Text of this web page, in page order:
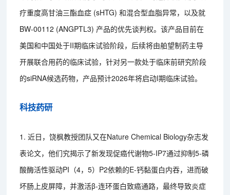
疗重度高甘油三酯血症 (sHTG) 和混合型血脂异常，以及就
BW-00112 (ANGPTL3) 产品的优先谈判权。该产品目前在
美国和中国处于II期临床试验阶段，后续将由舶望制药主导
开展联合用药的临床试验，针对另一款处于临床前研究阶段
的siRNA候选药物，产品预计2026年将启动I期临床试验。
科技药研
1. 近日，饶枫教授团队又在Nature Chemical Biology杂志发
表论文，他们究揭示了新发现促癌代谢物5-IP7通过抑制5-磷
酸酶活性驱动PI（4，5）P2依赖的E-钙黏蛋白内吞，进而破
坏肠上皮屏障，并激活β-连环蛋白致癌通路，最终导致炎症